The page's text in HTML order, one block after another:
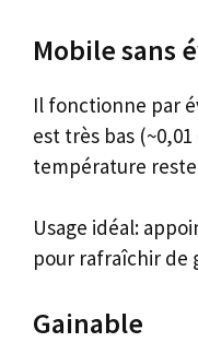
Mobile sans
Il fonctionne par
est très bas
température
Usage idéal:
pour rafraîchir de
Gainable